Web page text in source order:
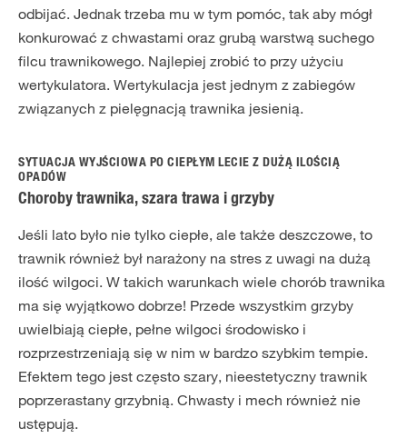
odbijać. Jednak trzeba mu w tym pomóc, tak aby mógł
konkurować z chwastami oraz grubą warstwą suchego
filcu trawnikowego. Najlepiej zrobić to przy użyciu
wertykulatora. Wertykulacja jest jednym z zabiegów
związanych z pielęgnacją trawnika jesienią.
SYTUACJA WYJŚCIOWA PO CIEPŁYM LECIE Z DUŻĄ ILOŚCIĄ
OPADÓW
Choroby trawnika, szara trawa i grzyby
Jeśli lato było nie tylko ciepłe, ale także deszczowe, to
trawnik również był narażony na stres z uwagi na dużą
ilość wilgoci. W takich warunkach wiele chorób trawnika
ma się wyjątkowo dobrze! Przede wszystkim grzyby
uwielbiają ciepłe, pełne wilgoci środowisko i
rozprzestrzeniają się w nim w bardzo szybkim tempie.
Efektem tego jest często szary, nieestetyczny trawnik
poprzerastany grzybnią. Chwasty i mech również nie
ustępują.